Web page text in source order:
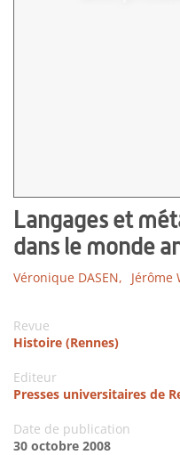
Langages et
dans le monde
Véronique DASEN, Jérôme
Revue
Histoire (Rennes)
Editeur
Presses universitaires de
Date de publication
30 octobre 2008